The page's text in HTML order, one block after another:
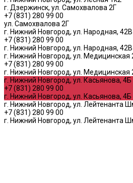
г. Дзержинск, ул. Самохвалова 2Г
+7 (831) 280 99 00
ул. Самохвалова 2Г
г. Нижний Новгород, ул. Народная, 42В
+7 (831) 280 99 00
г. Нижний Новгород, ул. Народная, 42В
г. Нижний Новгород, ул. Медицинская
+7 (831) 280 99 00
г. Нижний Новгород, ул. Медицинская
г. Нижний Новгород, ул. Касьянова, 4Б
+7 (831) 280 99 00
г. Нижний Новгород, ул. Касьянова, 4Б
г. Нижний Новгород, ул. Лейтенанта
+7 (831) 280 99 00
г. Нижний Новгород, ул. Лейтенанта